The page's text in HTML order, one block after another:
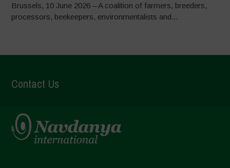
Brussels, 10 June 2026 – A coalition of farmers, breeders,
processors, beekeepers, environmentalists and...
Contact Us